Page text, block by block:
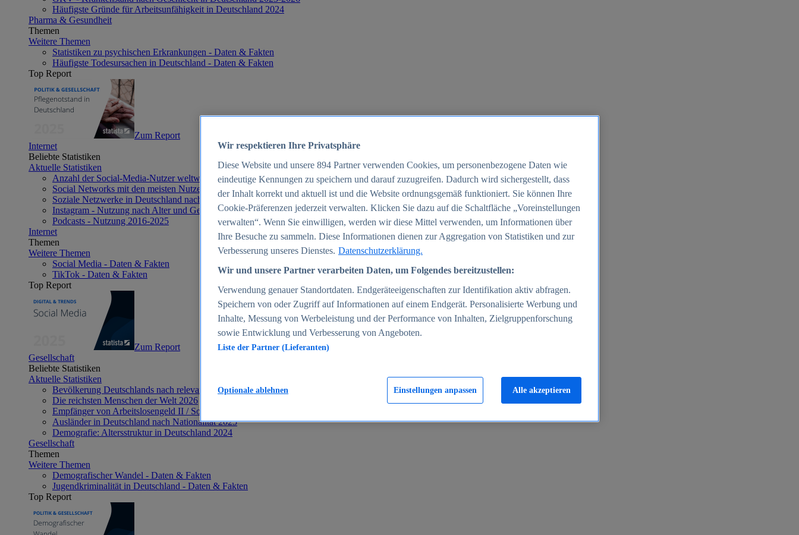
Häufigste Gründe für Arbeitsunfähigkeit in Deutschland 2024
Pharma & Gesundheit
Themen
Weitere Themen
Statistiken zu psychischen Erkrankungen - Daten & Fakten
Häufigste Todesursachen in Deutschland - Daten & Fakten
Top Report
Zum Report
Internet
Beliebte Statistiken
Aktuelle Statistiken
Anzahl der Social-Media-Nutzer weltweit 2012-2025
Social Networks mit den meisten Nutzern weltweit 2025
Soziale Netzwerke in Deutschland nach Generationen 2025
Instagram - Nutzung nach Alter und Geschlecht in Deutschland 2025
Podcasts - Nutzung 2016-2025
Internet
Themen
Weitere Themen
Social Media - Daten & Fakten
TikTok - Daten & Fakten
Top Report
Zum Report
Gesellschaft
Beliebte Statistiken
Aktuelle Statistiken
Bevölkerung Deutschlands nach relevanten Altersgruppen 2024
Die reichsten Menschen der Welt 2026
Empfänger von Arbeitslosengeld II / Sozialgeld / Bürgergeld in Deutschland 2005-2025
Ausländer in Deutschland nach Nationalität 2025
Demografie: Altersstruktur in Deutschland 2024
Gesellschaft
Themen
Weitere Themen
Demografischer Wandel - Daten & Fakten
Jugendkriminalität in Deutschland - Daten & Fakten
Top Report
Wir respektieren Ihre Privatsphäre
Diese Website und unsere 894 Partner verwenden Cookies, um personenbezogene Daten wie
eindeutige Kennungen zu speichern und darauf zuzugreifen. Dadurch wird sichergestellt, dass
der Inhalt korrekt und aktuell ist und die Website ordnungsgemäß funktioniert. Sie können Ihre
Cookie-Präferenzen jederzeit verwalten. Klicken Sie dazu auf die Schaltfläche „Voreinstellungen
verwalten“. Wenn Sie einwilligen, werden wir diese Mittel verwenden, um Informationen über
Ihre Besuche zu sammeln. Diese Informationen dienen zur Aggregation von Statistiken und zur
Verbesserung unseres Dienstes. Datenschutzerklärung.
Wir und unsere Partner verarbeiten Daten, um Folgendes bereitzustellen:
Verwendung genauer Standortdaten. Endgeräteeigenschaften zur Identifikation aktiv abfragen.
Speichern von oder Zugriff auf Informationen auf einem Endgerät. Personalisierte Werbung und
Inhalte, Messung von Werbeleistung und der Performance von Inhalten, Zielgruppenforschung
sowie Entwicklung und Verbesserung von Angeboten.
Liste der Partner (Lieferanten)
Einstellungen anpassen
Optionale ablehnen Alle akzeptieren